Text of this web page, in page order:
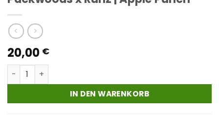
20,00 €
Packwoods x Runz | Apple Punch Menge
IN DEN WARENKORB